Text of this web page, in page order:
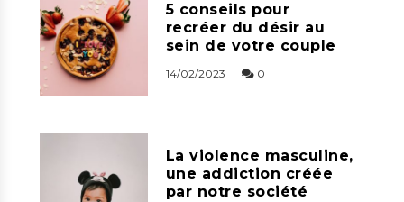
5 conseils pour
recréer du désir au
sein de votre couple
14/02/2023 0
La violence masculine,
une addiction créée
par notre société